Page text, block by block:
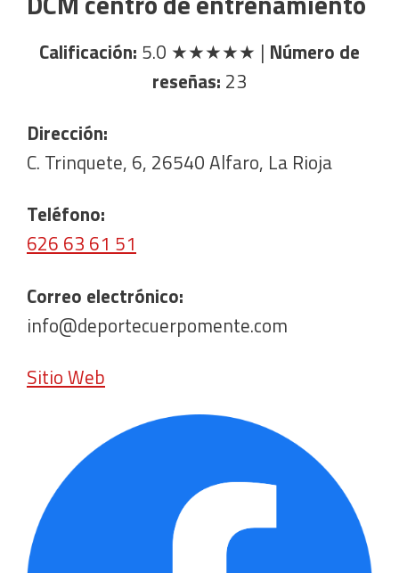
Calificación: 5.0 ★★★★★ | Número de
reseñas: 23
Dirección:
C. Trinquete, 6, 26540 Alfaro, La Rioja
Teléfono:
626 63 61 51
Correo electrónico:
info@deportecuerpomente.com
Sitio Web